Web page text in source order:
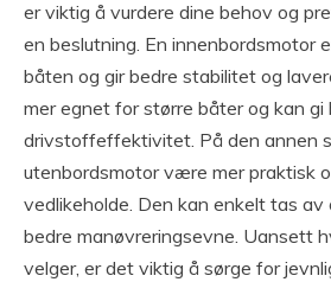
er viktig å vurdere dine behov og
en beslutning. En innenbordsmotor
båten og gir bedre stabilitet og
mer egnet for større båter og kan gi
drivstoffeffektivitet. På den annen
utenbordsmotor være mer praktisk
vedlikeholde. Den kan enkelt tas av
bedre manøvreringsevne. Uansett
velger, er det viktig å sørge for